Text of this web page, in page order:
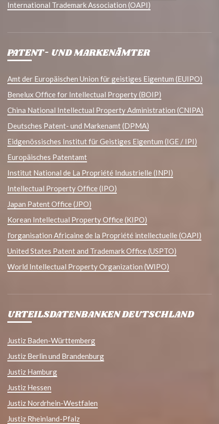
International Trademark Association (OAPI)
PATENT- UND MARKENÄMTER
Amt der Europäischen Union für geistiges Eigentum (EUIPO)
Benelux Office for Intellectual Property (BOIP)
China National Intellectual Property Administration (CNIPA)
Deutsches Patent- und Markenamt (DPMA)
Eidgenössisches Institut für Geistiges Eigentum (IGE / IPI)
Europäisches Patentamt
Institut National de La Propriété Industrielle (INPI)
Intellectual Property Office (IPO)
Japan Patent Office (JPO)
Korean Intellectual Property Office (KIPO)
l'organisation Africaine de la Propriété intellectuelle (OAPI)
United States Patent and Trademark Office (USPTO)
World Intellectual Property Organization (WIPO)
URTEILSDATENBANKEN DEUTSCHLAND
Justiz Baden-Württemberg
Justiz Berlin und Brandenburg
Justiz Hamburg
Justiz Hessen
Justiz Nordrhein-Westfalen
Justiz Rheinland-Pfalz